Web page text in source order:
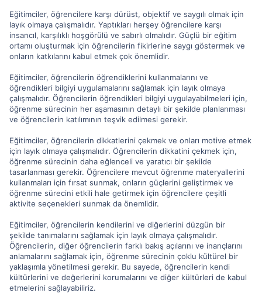
Eğitimciler, öğrencilere karşı dürüst, objektif ve saygılı olmak için
layık olmaya çalışmalıdır. Yaptıkları herşey öğrencilere karşı
insancıl, karşılıklı hoşgörülü ve sabırlı olmalıdır. Güçlü bir eğitim
ortamı oluşturmak için öğrencilerin fikirlerine saygı göstermek ve
onların katkılarını kabul etmek çok önemlidir.
Eğitimciler, öğrencilerin öğrendiklerini kullanmalarını ve
öğrendikleri bilgiyi uygulamalarını sağlamak için layık olmaya
çalışmalıdır. Öğrencilerin öğrendikleri bilgiyi uygulayabilmeleri için,
öğrenme sürecinin her aşamasının detaylı bir şekilde planlanması
ve öğrencilerin katılımının teşvik edilmesi gerekir.
Eğitimciler, öğrencilerin dikkatlerini çekmek ve onları motive etmek
için layık olmaya çalışmalıdır. Öğrencilerin dikkatini çekmek için,
öğrenme sürecinin daha eğlenceli ve yaratıcı bir şekilde
tasarlanması gerekir. Öğrencilere mevcut öğrenme materyallerini
kullanmaları için fırsat sunmak, onların güçlerini geliştirmek ve
öğrenme sürecini etkili hale getirmek için öğrencilere çeşitli
aktivite seçenekleri sunmak da önemlidir.
Eğitimciler, öğrencilerin kendilerini ve diğerlerini düzgün bir
şekilde tanımalarını sağlamak için layık olmaya çalışmalıdır.
Öğrencilerin, diğer öğrencilerin farklı bakış açılarını ve inançlarını
anlamalarını sağlamak için, öğrenme sürecinin çoklu kültürel bir
yaklaşımla yönetilmesi gerekir. Bu sayede, öğrencilerin kendi
kültürlerini ve değerlerini korumalarını ve diğer kültürleri de kabul
etmelerini sağlayabiliriz.